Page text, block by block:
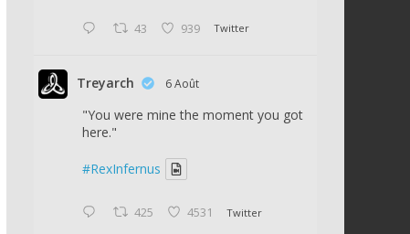
43 939 Twitter
Treyarch 6 Août
"You were mine the moment you got
here."
#RexInfernus
425 4531 Twitter